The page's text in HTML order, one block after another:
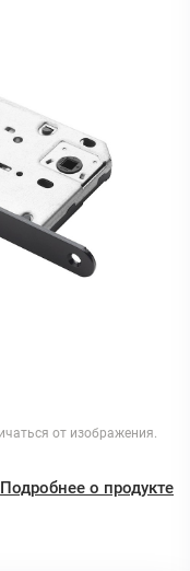
от изображения.
Подробнее о продукте